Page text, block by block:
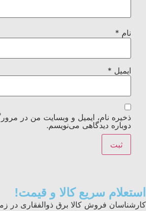
نام *
ایمیل *
ذخیره نام، ایمیل و وبسایت من در
دوباره دیدگاهی می‌نویسم.
استعلام سریع کالا و قیمت!
کارشناسان فروش کالا برق ذوالفقاری در